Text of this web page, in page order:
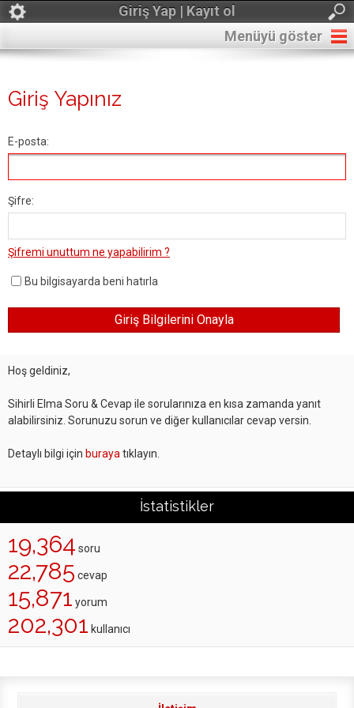
Giriş Yap | Kayıt ol
Menüyü göster
Giriş Yapınız
E-posta:
Şifre:
Şifremi unuttum ne yapabilirim ?
Bu bilgisayarda beni hatırla
Hoş geldiniz,
Sihirli Elma Soru & Cevap ile sorularınıza en kısa zamanda yanıt
alabilirsiniz. Sorunuzu sorun ve diğer kullanıcılar cevap versin.
Detaylı bilgi için buraya tıklayın.
İstatistikler
19,364 soru
22,785 cevap
15,871 yorum
202,301 kullanıcı